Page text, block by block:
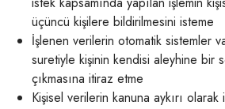
üçüncü kişilere bildirilmesini isteme
İşlenen verilerin otomatik sistemler
suretiyle kişinin kendisi aleyhine bir
çıkmasına itiraz etme
Kişisel verilerin kanuna aykırı